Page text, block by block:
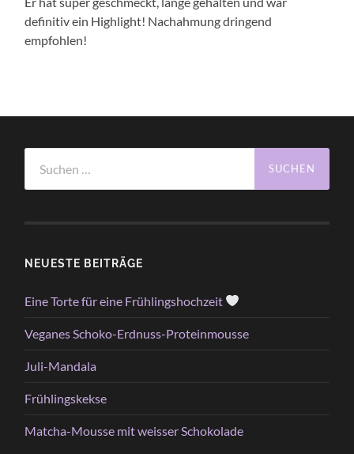
definitiv ein Highlight! Nachahmung dringend
empfohlen!
nach:
NEUESTE BEITRÄGE
Eine Torte für eine Frühlingshochzeit
Veganes Schoko-Erdnuss-Proteinmousse
Juli-Mandala
Frühlingskekse
Matcha-Mousse mit weisser Schokolade